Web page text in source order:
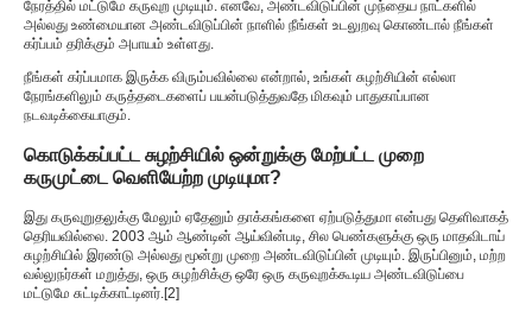
நேரத்தில் மட்டுமே கருவுற முடியும். எனவே, அண்டவிடுப்பின் முந்தைய நாட்களில்
அல்லது உண்மையான அண்டவிடுப்பின் நாளில் நீங்கள் உடலுறவு கொண்டால் நீங்கள்
கர்ப்பம் தரிக்கும் அபாயம் உள்ளது.
நீங்கள் கர்ப்பமாக இருக்க விரும்பவில்லை என்றால், உங்கள் சுழற்சியின் எல்லா
நேரங்களிலும் கருத்தடைகளைப் பயன்படுத்துவதே மிகவும் பாதுகாப்பான
நடவடிக்கையாகும்.
கொடுக்கப்பட்ட சுழற்சியில் ஒன்றுக்கு மேற்பட்ட முறை
கருமுட்டை வெளியேற்ற முடியுமா?
இது கருவுறுதலுக்கு மேலும் ஏதேனும் தாக்கங்களை ஏற்படுத்துமா என்பது தெளிவாகத்
தெரியவில்லை. 2003 ஆம் ஆண்டின் ஆய்வின்படி, சில பெண்களுக்கு ஒரு மாதவிடாய்
சுழற்சியில் இரண்டு அல்லது மூன்று முறை அண்டவிடுப்பின் முடியும். இருப்பினும், மற்ற
வல்லுநர்கள் மறுத்து, ஒரு சுழற்சிக்கு ஒரே ஒரு கருவுறக்கூடிய அண்டவிடுப்பை
மட்டுமே சுட்டிக்காட்டினர்.[2]